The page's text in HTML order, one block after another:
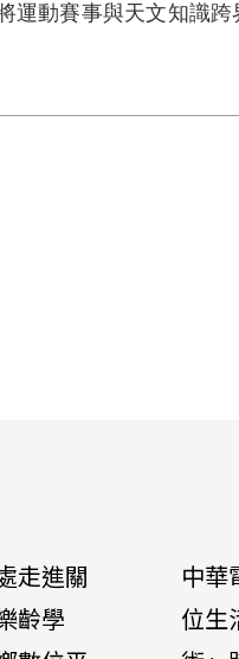
運動賽事與天文知識
走進關
齡學
中華
位